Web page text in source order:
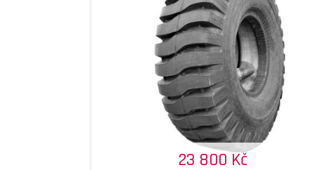
23 800 Kč
DETAIL